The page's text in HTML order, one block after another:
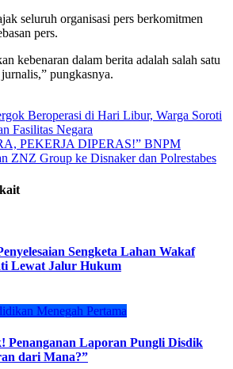
seluruh organisasi pers berkomitmen
pers.
kebenaran dalam berita adalah salah satu
pungkasnya.
Beroperasi di Hari Libur, Warga Soroti
Fasilitas Negara
PEKERJA DIPERAS!” BNPM
ZNZ Group ke Disnaker dan Polrestabes
Sengketa Lahan Wakaf
Lewat Jalur Hukum
Menegah Pertama
Penanganan Laporan Pungli Disdik
dari Mana?”